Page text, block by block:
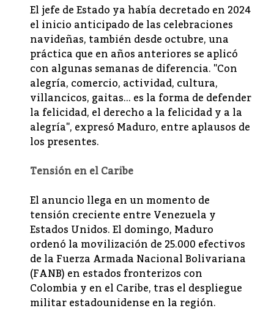
El jefe de Estado ya había decretado en 2024
el inicio anticipado de las celebraciones
navideñas, también desde octubre, una
práctica que en años anteriores se aplicó
con algunas semanas de diferencia. "Con
alegría, comercio, actividad, cultura,
villancicos, gaitas... es la forma de defender
la felicidad, el derecho a la felicidad y a la
alegría", expresó Maduro, entre aplausos de
los presentes.
Tensión en el Caribe
El anuncio llega en un momento de
tensión creciente entre Venezuela y
Estados Unidos. El domingo, Maduro
ordenó la movilización de 25.000 efectivos
de la Fuerza Armada Nacional Bolivariana
(FANB) en estados fronterizos con
Colombia y en el Caribe, tras el despliegue
militar estadounidense en la región.